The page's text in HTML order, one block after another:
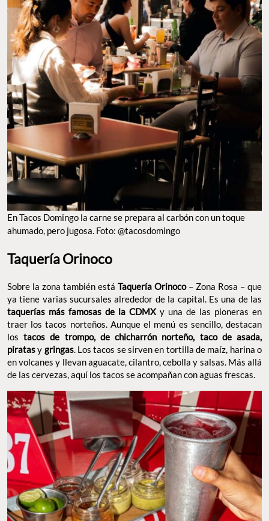
En Tacos Domingo la carne se prepara al carbón con un toque
ahumado, pero jugosa. Foto: @tacosdomingo
Taquería Orinoco
Sobre la zona también está Taquería Orinoco– Zona Rosa – que
ya tiene varias sucursales alrededor de la capital. Es una de las
taquerías más famosas de la CDMX y una de las pioneras en
traer los tacos norteños. Aunque el menú es sencillo, destacan
lostacos de trompo, de chicharrón norteño, taco de asada,
piratasy gringas. Los tacos se sirven en tortilla de maíz, harina o
en volcanes y llevan aguacate, cilantro, cebolla y salsas. Más allá
de las cervezas, aquí los tacos se acompañan con aguas frescas.